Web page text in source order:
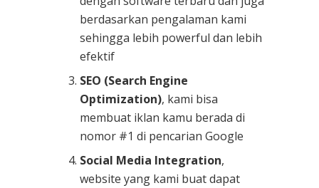
berdasarkan pengalaman kami
sehingga lebih powerful dan lebih
efektif
SEO (Search Engine
Optimization), kami bisa
membuat iklan kamu berada di
nomor #1 di pencarian Google
Social Media Integration,
website yang kami buat dapat